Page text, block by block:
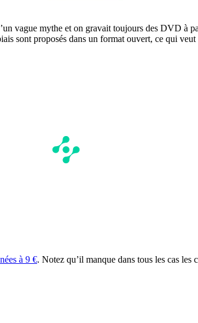
vague mythe et on gravait toujours des DVD à
sont proposés dans un format ouvert, ce qui
à 9 €. Notez qu’il manque dans tous les cas